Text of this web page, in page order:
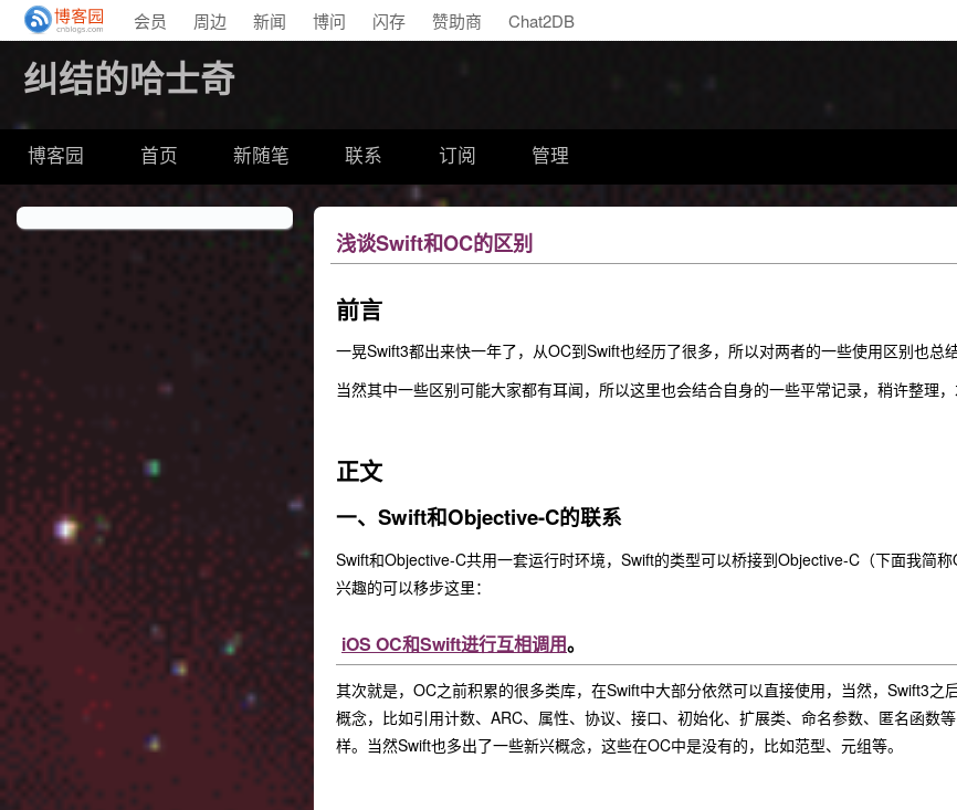
会员 周边 新闻 博问 闪存 赞助商 Chat2DB
纠结的哈士奇
博客园 首页 新随笔 联系 订阅 管理
浅谈Swift和OC的区别
前言
一晃Swift3都出来快一年了，从OC到Swift也经历了很多，所以对两者的一些使用区别也总
当然其中一些区别可能大家都有耳闻，所以这里也会结合自身的一些平常记录，稍许整理
正文
一、Swift和Objective-C的联系
Swift和Objective-C共用一套运行时环境，Swift的类型可以桥接到Objective-C（下面我简
兴趣的可以移步这里：
iOS OC和Swift进行互相调用。
其次就是，OC之前积累的很多类库，在Swift中大部分依然可以直接使用，当然，Swift3
概念，比如引用计数、ARC、属性、协议、接口、初始化、扩展类、命名参数、匿名函数
样。当然Swift也多出了一些新兴概念，这些在OC中是没有的，比如范型、元组等。